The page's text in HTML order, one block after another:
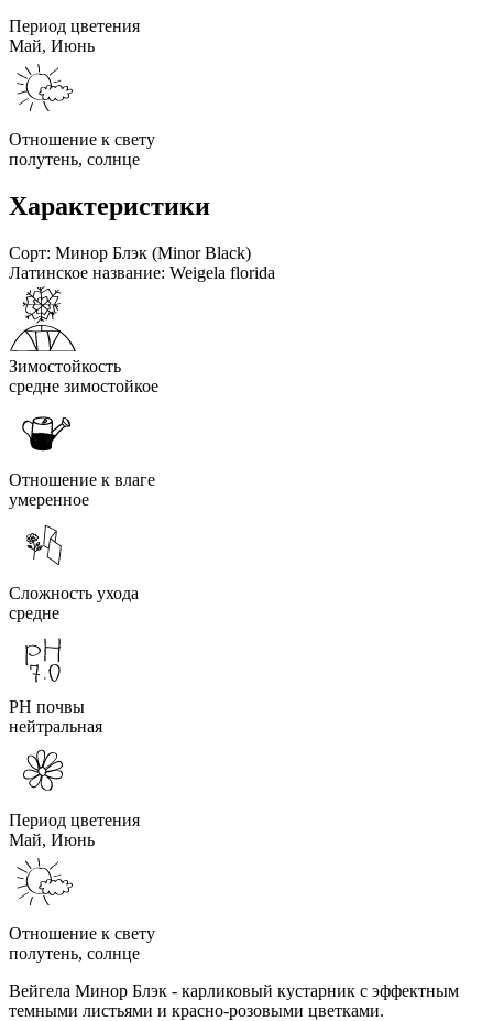
Период цветения
Май, Июнь
Отношение к свету
полутень, солнце
Характеристики
Сорт: Минор Блэк (Minor Black)
Латинское название: Weigela florida
Зимостойкость
средне зимостойкое
Отношение к влаге
умеренное
Сложность ухода
средне
PH почвы
нейтральная
Период цветения
Май, Июнь
Отношение к свету
полутень, солнце
Вейгела Минор Блэк - карликовый кустарник с эффектным
темными листьями и красно-розовыми цветками.